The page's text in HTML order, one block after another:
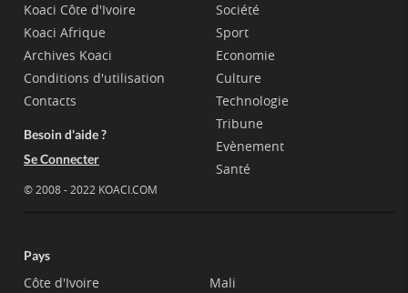
Koaci Côte d'Ivoire
Koaci Afrique
Archives Koaci
Conditions d'utilisation
Contacts
Besoin d'aide ?
Se Connecter
© 2008 - 2022 KOACI.COM
Société
Sport
Economie
Culture
Technologie
Tribune
Evènement
Santé
Pays
Côte d'Ivoire
Mali